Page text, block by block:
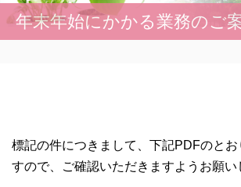
年末年始にかかる業務のご
標記の件につきまして、下記PDFのとお
すので、ご確認いただきますようお願い